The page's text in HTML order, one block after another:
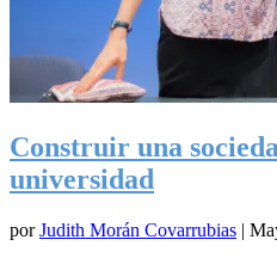
Construir una
universidad
porJudith Morán Covarrubias |